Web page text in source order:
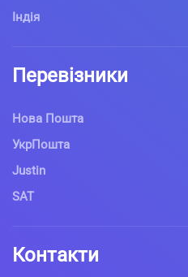
Індія
Перевізники
Нова Пошта
УкрПошта
Justin
SAT
Контакти